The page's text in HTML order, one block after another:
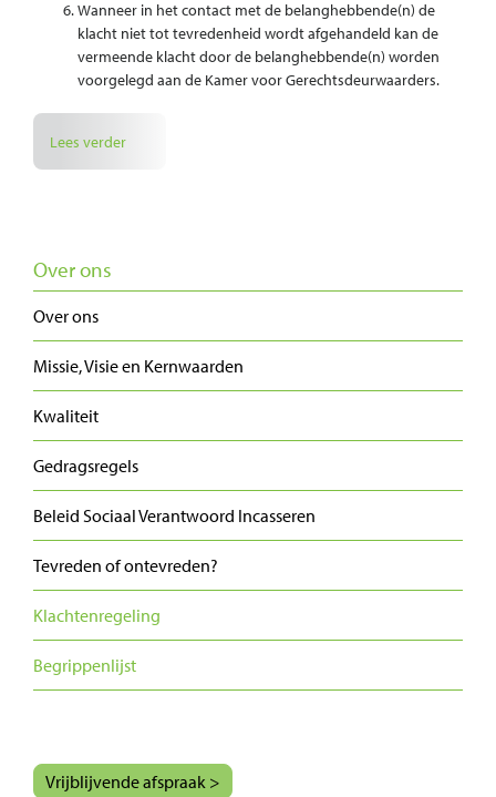
Wanneer in het contact met de belanghebbende(n) de
klacht niet tot tevredenheid wordt afgehandeld kan de
vermeende klacht door de belanghebbende(n) worden
voorgelegd aan de Kamer voor Gerechtsdeurwaarders.
Lees verder
Over ons
Over ons
Missie, Visie en Kernwaarden
Kwaliteit
Gedragsregels
Beleid Sociaal Verantwoord Incasseren
Tevreden of ontevreden?
Klachtenregeling
Begrippenlijst
Vrijblijvende afspraak >